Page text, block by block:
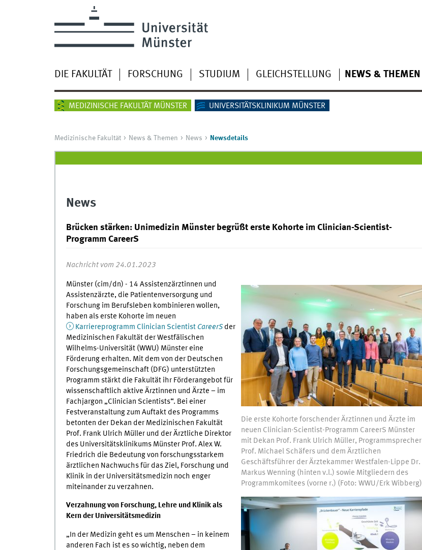
DIE FAKULTÄT FORSCHUNG STUDIUM GLEICHSTELLUNG NEWS & THEMEN
MEDIZINISCHE FAKULTÄT MÜNSTER UNIVERSITÄTSKLINIKUM MÜNSTER
Medizinische Fakultät News & Themen News Newsdetails
News
Brücken stärken: Unimedizin Münster begrüßt erste Kohorte im Clinician-Scientist-
Programm CareerS
Nachricht vom 24.01.2023
Die erste Kohorte forschender Ärztinnen und Ärzte im
neuen Clinician-Scientist-Programm CareerS Münster
mit Dekan Prof. Frank Ulrich Müller, Programmsprecher
Prof. Michael Schäfers und dem Ärztlichen
Geschäftsführer der Ärztekammer Westfalen-Lippe Dr.
Markus Wenning (hinten v.l.) sowie Mitgliedern des
Programmkomitees (vorne r.) (Foto: WWU/Erk Wibberg)
Münster (cim/dn) - 14 Assistenzärztinnen und
Assistenzärzte, die Patientenversorgung und
Forschung im Berufsleben kombinieren wollen,
haben als erste Kohorte im neuen
Karriereprogramm Clinician Scientist CareerSder
Medizinischen Fakultät der Westfälischen
Wilhelms-Universität (WWU) Münster eine
Förderung erhalten. Mit dem von der Deutschen
Forschungsgemeinschaft (DFG) unterstützten
Programm stärkt die Fakultät ihr Förderangebot für
wissenschaftlich aktive Ärztinnen und Ärzte – im
Fachjargon „Clinician Scientists“. Bei einer
Festveranstaltung zum Auftakt des Programms
betonten der Dekan der Medizinischen Fakultät
Prof. Frank Ulrich Müller und der Ärztliche Direktor
des Universitätsklinikums Münster Prof. Alex W.
Friedrich die Bedeutung von forschungsstarkem
ärztlichen Nachwuchs für das Ziel, Forschung und
Klinik in der Universitätsmedizin noch enger
miteinander zu verzahnen.
Verzahnung von Forschung, Lehre und Klinik als
Kern der Universitätsmedizin
„In der Medizin geht es um Menschen – in keinem
anderen Fach ist es so wichtig, neben dem